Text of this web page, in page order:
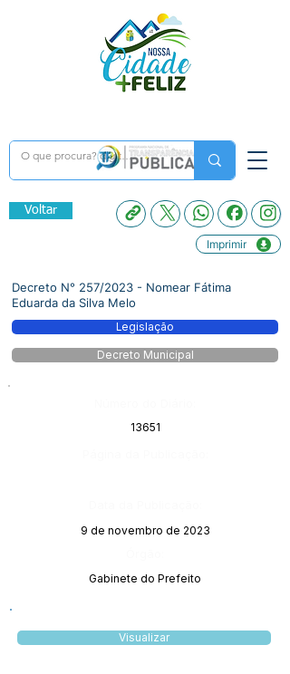
Voltar
Imprimir
Decreto N° 257/2023 - Nomear Fátima
Eduarda da Silva Melo
Legislação
Decreto Municipal
13651
9 de novembro de 2023
Gabinete do Prefeito
Visualizar